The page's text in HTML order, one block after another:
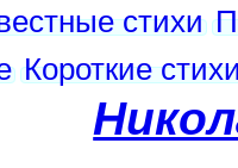
стихи
Короткие